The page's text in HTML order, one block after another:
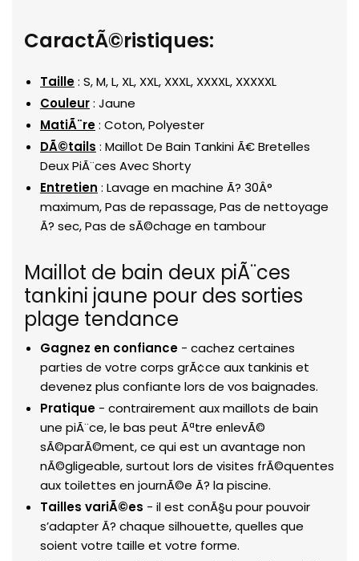
CaractÃ©ristiques:
Taille: S, M, L, XL, XXL, XXXL, XXXXL, XXXXXL
Couleur: Jaune
MatiÃ¨re: Coton, Polyester
DÃ©tails : Maillot De Bain Tankini Ã€ Bretelles
Deux PiÃ¨ces Avec Shorty
Entretien : Lavage en machine Ã? 30Â°
maximum, Pas de repassage, Pas de nettoyage
Ã? sec, Pas de sÃ©chage en tambour
Maillot de bain deux piÃ¨ces
tankini jaune pour des sorties
plage tendance
Gagnez en confiance - cachez certaines
parties de votre corps grÃ¢ce aux tankinis et
devenez plus confiante lors de vos baignades.
Pratique - contrairement aux maillots de bain
une piÃ¨ce, le bas peut Ãªtre enlevÃ©
sÃ©parÃ©ment, ce qui est un avantage non
nÃ©gligeable, surtout lors de visites frÃ©quentes
aux toilettes en journÃ©e Ã? la piscine.
Tailles variÃ©es - il est conÃ§u pour pouvoir
s’adapter Ã? chaque silhouette, quelles que
soient votre taille et votre forme.